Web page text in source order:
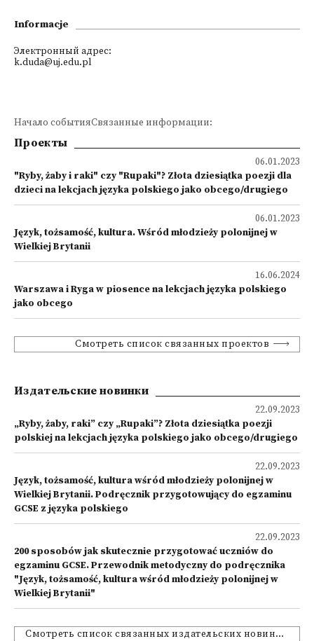
Informacje
Электронный адрес:
k.duda@uj.edu.pl
Начало событияСвязанные информации:
Проекты
06.01.2023
"Ryby, żaby i raki" czy "Rupaki"? Złota dziesiątka poezji dla
dzieci na lekcjach języka polskiego jako obcego/drugiego
06.01.2023
Język, tożsamość, kultura. Wśród młodzieży polonijnej w
Wielkiej Brytanii
16.06.2024
Warszawa i Ryga w piosence na lekcjach języka polskiego
jako obcego
Смотреть список связанных проектов
Издательские новинки
22.09.2023
„Ryby, żaby, raki” czy „Rupaki”? Złota dziesiątka poezji
polskiej na lekcjach języka polskiego jako obcego/drugiego
22.09.2023
Język, tożsamość, kultura wśród młodzieży polonijnej w
Wielkiej Brytanii. Podręcznik przygotowujący do egzaminu
GCSE z języka polskiego
22.09.2023
200 sposobów jak skutecznie przygotować uczniów do
egzaminu GCSE. Przewodnik metodyczny do podręcznika
"Język, tożsamość, kultura wśród młodzieży polonijnej w
Wielkiej Brytanii"
Смотреть список связанных издательских новинок